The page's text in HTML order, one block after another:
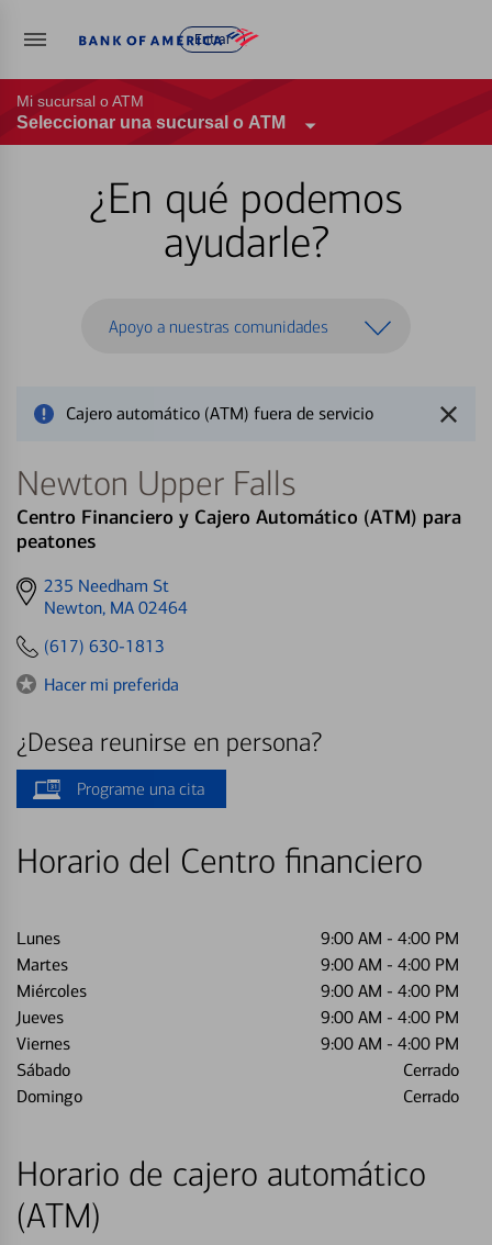
Entrar
Mi sucursal o ATM
Seleccionar una sucursal o ATM
¿En qué podemos
ayudarle?
Apoyo a nuestras comunidades
Cajero automático (ATM) fuera de servicio
Newton Upper Falls
Centro Financiero y Cajero Automático (ATM) para
peatones
Get
directions
235 Needham St
Newton, MA 02464
(617) 630-1813
Hacer mi preferida
¿Desea reunirse en persona?
Programe una cita
Horario del Centro financiero
Lunes 9:00 AM - 4:00 PM
Martes
9:00 AM - 4:00 PM
Miércoles
9:00 AM - 4:00 PM
Jueves
9:00 AM - 4:00 PM
Viernes
9:00 AM - 4:00 PM
Sábado
Cerrado
Domingo
Cerrado
Horario de cajero automático
(ATM)